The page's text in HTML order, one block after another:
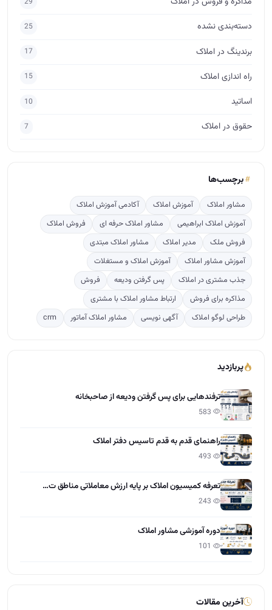
دسته‌بندی نشده 25
برندینگ در املاک 17
راه اندازی املاک 15
اساتید 10
حقوق در املاک 7
برچسب‌ها
مشاور املاک آموزش املاک
آکادمی آموزش املاک
آموزش املاک ابراهیمی
مشاور املاک حرفه ای
فروش املاک
فروش ملک
مدیر املاک
مشاور املاک مبتدی
آموزش مشاور املاک
آموزش املاک و مستغلات
جذب مشتری در املاک
پس گرفتن ودیعه
فروش
مذاکره برای فروش
ارتباط مشاور املاک با مشتری
طراحی لوگو املاک
آگهی نویسی مشاور املاک آماتور crm
پربازدید
ترفندهایی برای پس گرفتن ودیعه از صاحبخانه
راهنمای قدم به قدم تاسیس دفتر املاک
تعرفه کمیسیون املاک بر پایه ارزش معاملاتی مناطق ت…
دوره آموزشی مشاور املاک
آخرین مقالات